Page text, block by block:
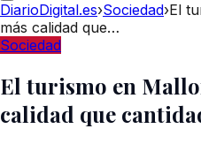
DiarioDigital.es›Sociedad›El
más calidad que…
Sociedad
El turismo en
calidad que